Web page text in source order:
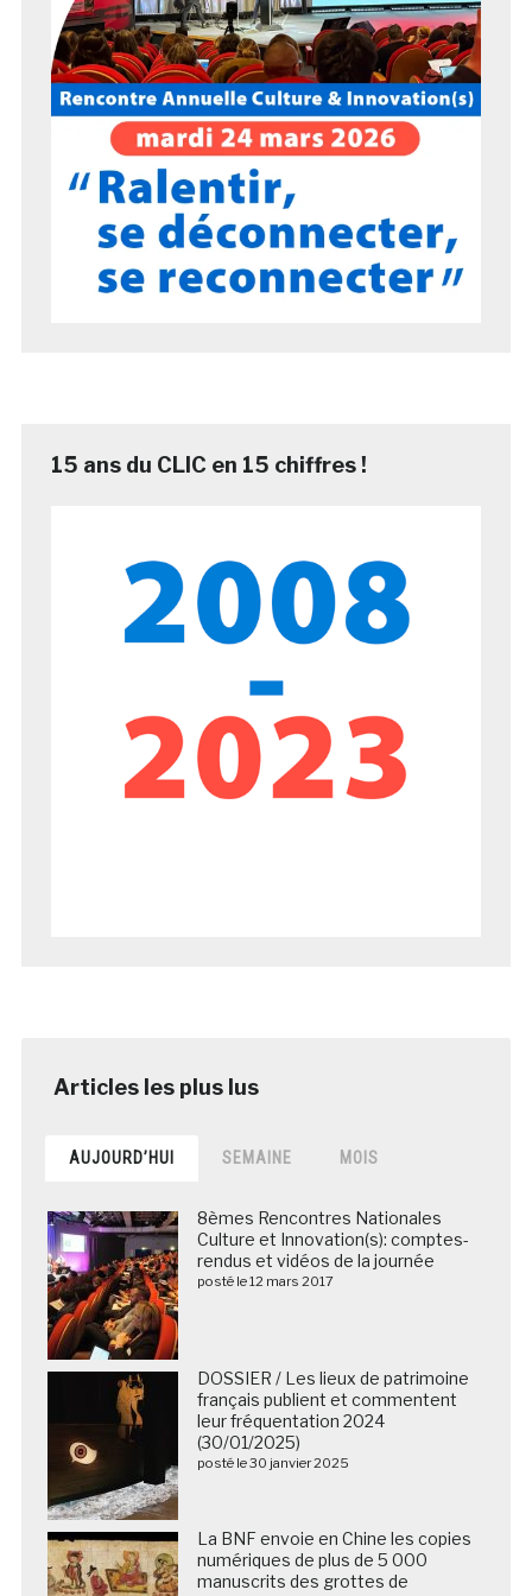
15 ans du CLIC en 15 chiffres !
AUJOURD’HUI SEMAINE MOIS
8èmes Rencontres Nationales
Culture et Innovation(s): comptes-
rendus et vidéos de la journée
posté le 12 mars 2017
DOSSIER / Les lieux de patrimoine
français publient et commentent
leur fréquentation 2024
(30/01/2025)
posté le 30 janvier 2025
La BNF envoie en Chine les copies
numériques de plus de 5 000
manuscrits des grottes de